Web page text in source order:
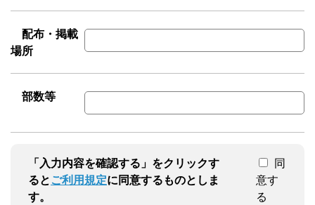
配布・掲載
場所
部数等
「入力内容を確認する」をクリックす
るとご利用規定に同意するものとしま
す。
同
意す
る